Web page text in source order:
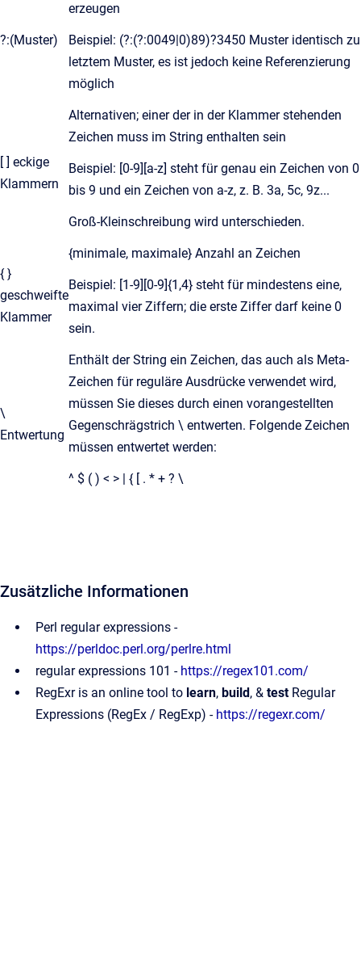
?:(Muster)
erzeugen
Beispiel: (?:(?:0049|0)89)?3450 Muster identisch zu
letztem Muster, es ist jedoch keine Referenzierung
möglich
[ ] eckige
Klammern
Alternativen; einer der in der Klammer stehenden
Zeichen muss im String enthalten sein
Beispiel: [0-9][a-z] steht für genau ein Zeichen von 0
bis 9 und ein Zeichen von a-z, z. B. 3a, 5c, 9z...
Groß-Kleinschreibung wird unterschieden.
{ }
geschweifte
Klammer
{minimale, maximale} Anzahl an Zeichen
Beispiel: [1-9][0-9]{1,4} steht für mindestens eine,
maximal vier Ziffern; die erste Ziffer darf keine 0
sein.
\
Entwertung
Enthält der String ein Zeichen, das auch als Meta-
Zeichen für reguläre Ausdrücke verwendet wird,
müssen Sie dieses durch einen vorangestellten
Gegenschrägstrich \ entwerten. Folgende Zeichen
müssen entwertet werden:
^ $ ( ) < > | { [ . * + ? \
Zusätzliche Informationen
Perl regular expressions -
https://perldoc.perl.org/perlre.html
regular expressions 101 - https://regex101.com/
RegExr is an online tool to learn, build, & testRegular
Expressions (RegEx / RegExp) - https://regexr.com/